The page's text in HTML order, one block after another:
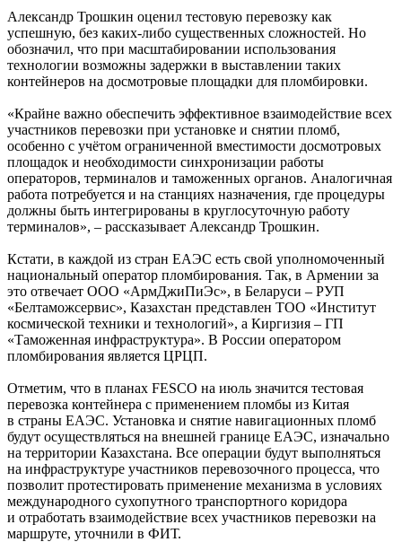
Александр Трошкин оценил тестовую перевозку как
успешную, без каких-либо существенных сложностей. Но
обозначил, что при масштабировании использования
технологии возможны задержки в выставлении таких
контейнеров на досмотровые площадки для пломбировки.
«Крайне важно обеспечить эффективное взаимодействие всех
участников перевозки при установке и снятии пломб,
особенно с учётом ограниченной вместимости досмотровых
площадок и необходимости синхронизации работы
операторов, терминалов и таможенных органов. Аналогичная
работа потребуется и на станциях назначения, где процедуры
должны быть интегрированы в круглосуточную работу
терминалов», – рассказывает Александр Трошкин.
Кстати, в каждой из стран ЕАЭС есть свой уполномоченный
национальный оператор пломбирования. Так, в Армении за
это отвечает ООО «АрмДжиПиЭс», в Беларуси – РУП
«Белтаможсервис», Казахстан представлен ТОО «Институт
космической техники и технологий», а Киргизия – ГП
«Таможенная инфраструктура». В России оператором
пломбирования является ЦРЦП.
Отметим, что в планах FESCO на июль значится тестовая
перевозка контейнера с применением пломбы из Китая
в страны ЕАЭС. Установка и снятие навигационных пломб
будут осуществляться на внешней границе ЕАЭС, изначально
на территории Казахстана. Все операции будут выполняться
на инфраструктуре участников перевозочного процесса, что
позволит протестировать применение механизма в условиях
международного сухопутного транспортного коридора
и отработать взаимодействие всех участников перевозки на
маршруте, уточнили в ФИТ.